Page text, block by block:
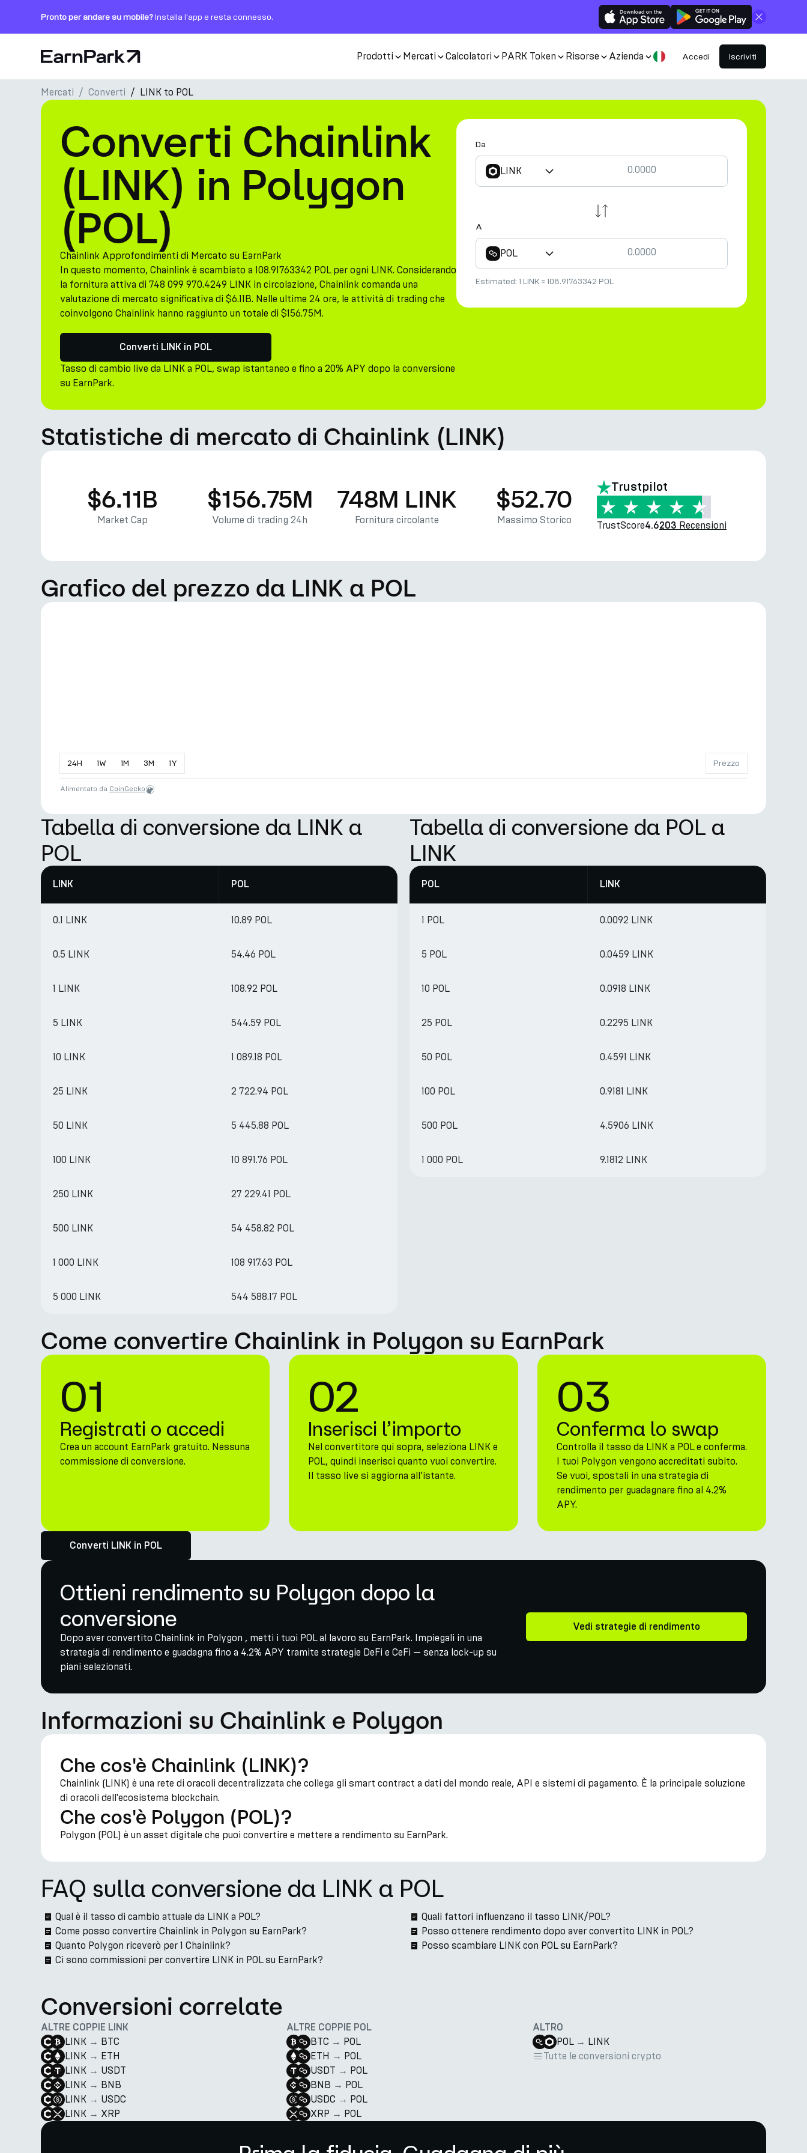
Pronto per andare su mobile?Installa l'app e resta connesso. Chiudi
Pagina principale Prodotti Mercati Calcolatori PARK Token Risorse Azienda Accedi Iscriviti
Prodotti
Mercati
Calcolatori
PARK Token
Risorse
Azienda
Mercati Converti LINK to POL
Converti Chainlink
(LINK) in Polygon
(POL)
Chainlink Approfondimenti di Mercato su EarnPark
In questo momento, Chainlink è scambiato a 108.91763342 POL per ogni LINK. Considerando
la fornitura attiva di 748 099 970.4249 LINK in circolazione, Chainlink comanda una
valutazione di mercato significativa di $6.11B. Nelle ultime 24 ore, le attività di trading che
coinvolgono Chainlink hanno raggiunto un totale di $156.75M.
Converti LINK in POL
Tasso di cambio live da LINK a POL, swap istantaneo e fino a 20% APY dopo la conversione
su EarnPark.
Da
LINK
A
POL
Estimated: 1 LINK ≈ 108.91763342 POL
Statistiche di mercato di Chainlink (LINK)
$6.11B
Market Cap
$156.75M
Volume di trading 24h
748M LINK
Fornitura circolante
$52.70
Massimo Storico
Trustpilot
TrustScore4.6203 Recensioni
Grafico del prezzo da LINK a POL
24H 1W 1M 3M 1Y Prezzo
Alimentato da CoinGecko
Tabella di conversione da LINK a
POL
LINK POL
0.1 LINK 10.89 POL
0.5 LINK 54.46 POL
1 LINK 108.92 POL
5 LINK 544.59 POL
10 LINK 1 089.18 POL
25 LINK 2 722.94 POL
50 LINK 5 445.88 POL
100 LINK 10 891.76 POL
250 LINK 27 229.41 POL
500 LINK 54 458.82 POL
1 000 LINK 108 917.63 POL
5 000 LINK 544 588.17 POL
Tabella di conversione da POL a
LINK
POL LINK
1 POL 0.0092 LINK
5 POL 0.0459 LINK
10 POL 0.0918 LINK
25 POL 0.2295 LINK
50 POL 0.4591 LINK
100 POL 0.9181 LINK
500 POL 4.5906 LINK
1 000 POL 9.1812 LINK
Come convertire Chainlink in Polygon su EarnPark
01
Registrati o accedi
Crea un account EarnPark gratuito. Nessuna
commissione di conversione.
02
Inserisci l’importo
Nel convertitore qui sopra, seleziona LINK e
POL, quindi inserisci quanto vuoi convertire.
Il tasso live si aggiorna all’istante.
03
Conferma lo swap
Controlla il tasso da LINK a POL e conferma.
I tuoi Polygon vengono accreditati subito.
Se vuoi, spostali in una strategia di
rendimento per guadagnare fino al 4.2%
APY.
Converti LINK in POL
Ottieni rendimento su Polygon dopo la
conversione
Dopo aver convertito Chainlink in Polygon , metti i tuoi POL al lavoro su EarnPark. Impiegali in una
strategia di rendimento e guadagna fino a 4.2% APY tramite strategie DeFi e CeFi — senza lock-up su
piani selezionati.
Vedi strategie di rendimento
Informazioni su Chainlink e Polygon
Che cos'è Chainlink (LINK)?
Chainlink (LINK) è una rete di oracoli decentralizzata che collega gli smart contract a dati del mondo reale, API e sistemi di pagamento. È la principale soluzione
di oracoli dell'ecosistema blockchain.
Che cos'è Polygon (POL)?
Polygon (POL) è un asset digitale che puoi convertire e mettere a rendimento su EarnPark.
FAQ sulla conversione da LINK a POL
Qual è il tasso di cambio attuale da LINK a POL?
Come posso convertire Chainlink in Polygon su EarnPark?
Quanto Polygon riceverò per 1 Chainlink?
Ci sono commissioni per convertire LINK in POL su EarnPark?
Quali fattori influenzano il tasso LINK/POL?
Posso ottenere rendimento dopo aver convertito LINK in POL?
Posso scambiare LINK con POL su EarnPark?
Conversioni correlate
ALTRE COPPIE LINK
LINK → BTC
LINK → ETH
LINK → USDT
LINK → BNB
LINK → USDC
LINK → XRP
ALTRE COPPIE POL
BTC → POL
ETH → POL
USDT → POL
BNB → POL
USDC → POL
XRP → POL
ALTRO
POL → LINK
Tutte le conversioni crypto